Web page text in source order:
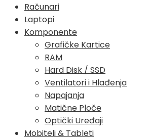
Računari
Laptopi
Komponente
Grafičke Kartice
RAM
Hard Disk / SSD
Ventilatori i Hlađenja
Napajanja
Matične Ploče
Optički Uređaji
Mobiteli & Tableti